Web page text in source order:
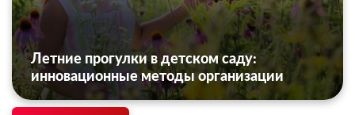
Летние прогулки в детском саду:
инновационные методы организации